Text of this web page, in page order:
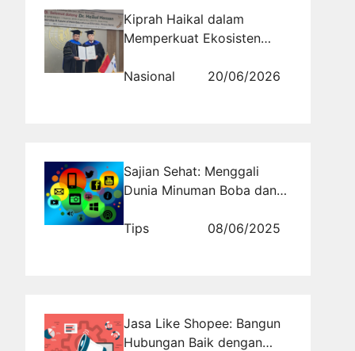
Kiprah Haikal dalam
Memperkuat Ekosisten
Profesor Emeritus dari Silla
Nasional 20/06/2026
Sajian Sehat: Menggali
Dunia Minuman Boba dan
Tips
08/06/2025
Jasa Like Shopee: Bangun
Hubungan Baik dengan